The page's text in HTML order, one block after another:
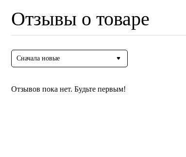
Отзывы о товаре
Сначала новые
Отзывов пока нет. Будьте первым!